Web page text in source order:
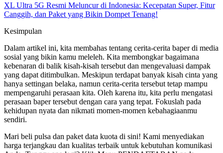
XL Ultra 5G Resmi Meluncur di Indonesia: Kecepatan Super, Fitur
Canggih, dan Paket yang Bikin Dompet Tenang!
Kesimpulan
Dalam artikel ini, kita membahas tentang cerita-cerita baper di media
sosial yang bikin kamu meleleh. Kita membongkar bagaimana
kebenaran di balik kisah-kisah tersebut dan mengevaluasi dampak
yang dapat ditimbulkan. Meskipun terdapat banyak kisah cinta yang
hanya settingan belaka, namun cerita-cerita tersebut tetap mampu
mempengaruhi perasaan kita. Oleh karena itu, kita perlu mengatasi
perasaan baper tersebut dengan cara yang tepat. Fokuslah pada
kehidupan nyata dan nikmati momen-momen kebahagiaanmu
sendiri.
Mari beli pulsa dan paket data kuota di sini! Kami menyediakan
harga terjangkau dan kualitas terbaik untuk kebutuhan komunikasi